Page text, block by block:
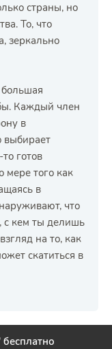
страны, но
То, что
зеркально
Каждый член
в
выбирает
готов
мере того как
в
что
с кем ты делишь
на то, как
скатиться в